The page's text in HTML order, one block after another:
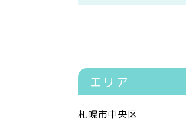
エリア
札幌市中央区